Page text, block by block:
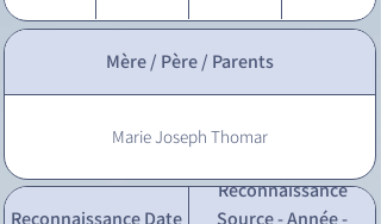
Mère / Père / Parents
Marie Joseph Thomar
Reconnaissance Date
Reconnaissance
Source - Année -